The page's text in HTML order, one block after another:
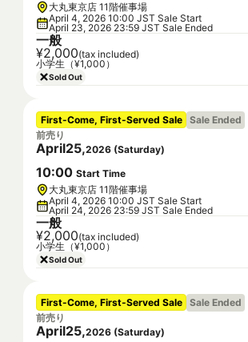
大丸東京店 11階催事場
April 4, 2026 10:00 JST Sale Start
April 23, 2026 23:59 JST Sale Ended
一般
¥2,000(tax included)
小学生（¥1,000）
Sold Out
First-Come, First-Served Sale Sale Ended
前売り
April25,2026 (Saturday)
10:00 Start Time
大丸東京店 11階催事場
April 4, 2026 10:00 JST Sale Start
April 24, 2026 23:59 JST Sale Ended
一般
¥2,000(tax included)
小学生（¥1,000）
Sold Out
First-Come, First-Served Sale Sale Ended
前売り
April25,2026 (Saturday)